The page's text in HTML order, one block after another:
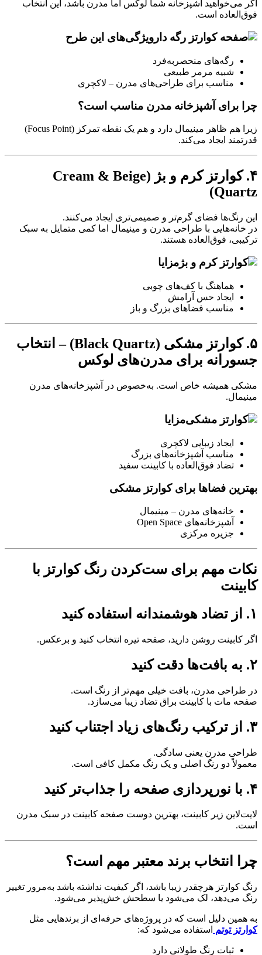
اگر می‌خواهید آشپزخانه شما لوکس اما مدرن باشد، این انتخاب
فوق‌العاده است.
ویژگی‌های این طرح
رگه‌های منحصر‌به‌فرد
شبیه مرمر طبیعی
مناسب برای طراحی‌های مدرن – لاکچری
چرا برای آشپزخانه مدرن مناسب است؟
زیرا هم ظاهر مینیمال دارد و هم یک نقطه تمرکز (Focus Point)
قدرتمند ایجاد می‌کند.
۴. کوارتز کرم و بژ (Cream & Beige
Quartz)
این رنگ‌ها فضای گرم‌تر و صمیمی‌تری ایجاد می‌کنند.
در خانه‌هایی با طراحی مدرن و مینیمال اما کمی متمایل به سبک
ترکیبی، فوق‌العاده هستند.
مزایا
هماهنگ با کف‌های چوبی
ایجاد حس آرامش
مناسب فضاهای بزرگ و باز
۵. کوارتز مشکی (Black Quartz) – انتخاب
جسورانه برای مدرن‌های لوکس
مشکی همیشه خاص است. به‌خصوص در آشپزخانه‌های مدرن
مینیمال.
مزایا
ایجاد زیبایی لاکچری
مناسب آشپزخانه‌های بزرگ
تضاد فوق‌العاده با کابینت سفید
بهترین فضاها برای کوارتز مشکی
خانه‌های مدرن – مینیمال
آشپزخانه‌های Open Space
جزیره مرکزی
نکات مهم برای ست‌کردن رنگ کوارتز با
کابینت
۱. از تضاد هوشمندانه استفاده کنید
اگر کابینت روشن دارید، صفحه تیره انتخاب کنید و برعکس.
۲. به بافت‌ها دقت کنید
در طراحی مدرن، بافت خیلی مهم‌تر از رنگ است.
صفحه مات با کابینت براق تضاد زیبا می‌سازد.
۳. از ترکیب رنگ‌های زیاد اجتناب کنید
طراحی مدرن یعنی سادگی.
معمولاً دو رنگ اصلی و یک رنگ مکمل کافی است.
۴. با نورپردازی صفحه را جذاب‌تر کنید
لایت‌لاین زیر کابینت، بهترین دوست صفحه کابینت در سبک مدرن
است.
چرا انتخاب برند معتبر مهم است؟
رنگ کوارتز هرچقدر زیبا باشد، اگر کیفیت نداشته باشد به‌مرور تغییر
رنگ می‌دهد، لک می‌شود یا سطحش خش‌پذیر می‌شود.
به همین دلیل است که در پروژه‌های حرفه‌ای از برندهایی مثل
کوارتز توتم استفاده می‌شود که:
ثبات رنگ طولانی دارد